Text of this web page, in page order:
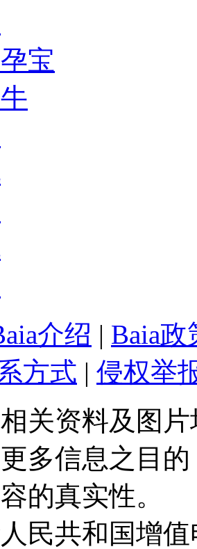
宝
介绍 | Baia政
方式 | 侵权举
关资料及图
多信息之目
的真实性。
人民共和国增